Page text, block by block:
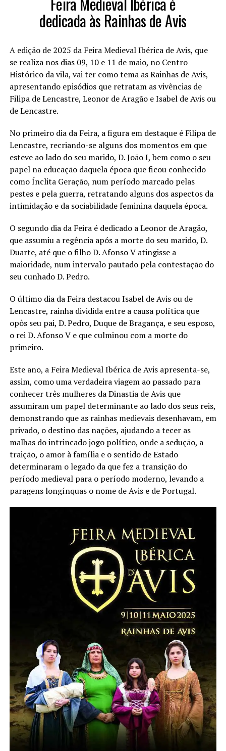
dedicada às Rainhas de Avis
A edição de 2025 da Feira Medieval Ibérica de Avis, que
se realiza nos dias 09, 10 e 11 de maio, no Centro
Histórico da vila, vai ter como tema as Rainhas de Avis,
apresentando episódios que retratam as vivências de
Filipa de Lencastre, Leonor de Aragão e Isabel de Avis ou
de Lencastre.
No primeiro dia da Feira, a figura em destaque é Filipa de
Lencastre, recriando-se alguns dos momentos em que
esteve ao lado do seu marido, D. João I, bem como o seu
papel na educação daquela época que ficou conhecido
como Ínclita Geração, num período marcado pelas
pestes e pela guerra, retratando alguns dos aspectos da
intimidação e da sociabilidade feminina daquela época.
O segundo dia da Feira é dedicado a Leonor de Aragão,
que assumiu a regência após a morte do seu marido, D.
Duarte, até que o filho D. Afonso V atingisse a
maioridade, num intervalo pautado pela contestação do
seu cunhado D. Pedro.
O último dia da Feira destacou Isabel de Avis ou de
Lencastre, rainha dividida entre a causa política que
opôs seu pai, D. Pedro, Duque de Bragança, e seu esposo,
o rei D. Afonso V e que culminou com a morte do
primeiro.
Este ano, a Feira Medieval Ibérica de Avis apresenta-se,
assim, como uma verdadeira viagem ao passado para
conhecer três mulheres da Dinastia de Avis que
assumiram um papel determinante ao lado dos seus reis,
demonstrando que as rainhas medievais desenhavam, em
privado, o destino das nações, ajudando a tecer as
malhas do intrincado jogo político, onde a sedução, a
traição, o amor à família e o sentido de Estado
determinaram o legado da que fez a transição do
período medieval para o período moderno, levando a
paragens longínquas o nome de Avis e de Portugal.